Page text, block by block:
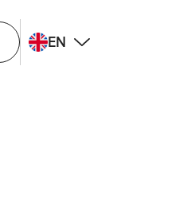
EN